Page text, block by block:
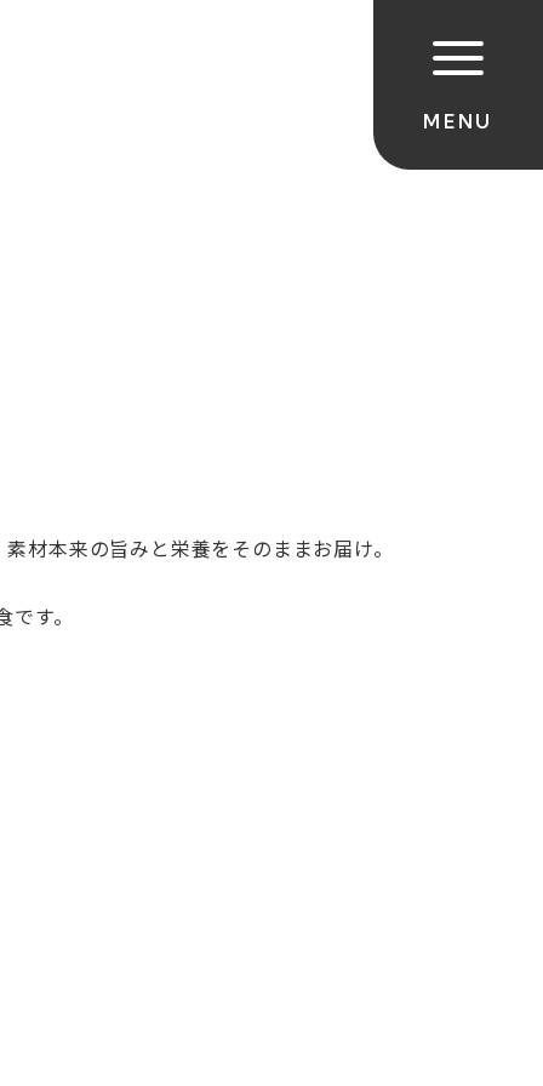
材本来の旨みと栄養をそのままお届け。
す。